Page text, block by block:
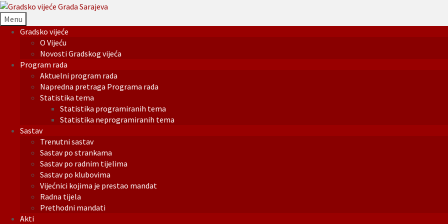
Menu
Gradsko vijeće
O Vijeću
Novosti Gradskog vijeća
Program rada
Aktuelni program rada
Napredna pretraga Programa rada
Statistika tema
Statistika programiranih tema
Statistika neprogramiranih tema
Sastav
Trenutni sastav
Sastav po strankama
Sastav po radnim tijelima
Sastav po klubovima
Vijećnici kojima je prestao mandat
Radna tijela
Prethodni mandati
Akti